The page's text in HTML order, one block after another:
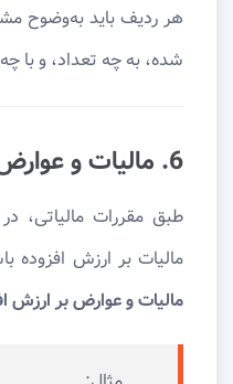
هر ردیف باید به‌وضوح
شده، به چه تعداد، و با
6. مالیات و عوارض قانونی
طبق مقررات مالیاتی،
مالیات بر ارزش افزوده
مالیات و عوارض بر ارزش